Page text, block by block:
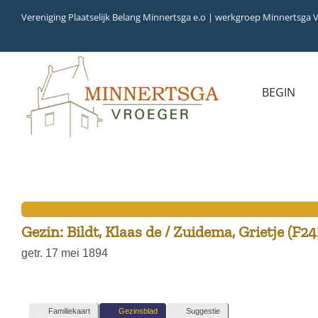
inhoud
Vereniging Plaatselijk Belang Minnertsga e.o | werkgroep Minnertsga
BEGIN
VIDEO (FILM)
AANWINSTEN
INWONERS 65+ IN 1979
Gezin: Bildt, Klaas de / Zuidema, Grietje
getr. 17 mei 1894
Familiekaart Gezinsblad Suggestie